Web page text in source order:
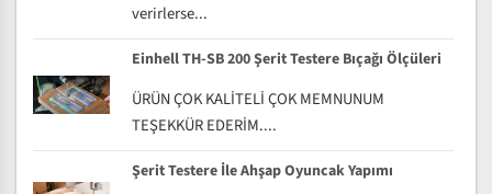
verirlerse...
Einhell TH-SB 200 Şerit Testere Bıçağı Ölçüleri
ÜRÜN ÇOK KALİTELİ ÇOK MEMNUNUM
TEŞEKKÜR EDERİM....
Şerit Testere İle Ahşap Oyuncak Yapımı